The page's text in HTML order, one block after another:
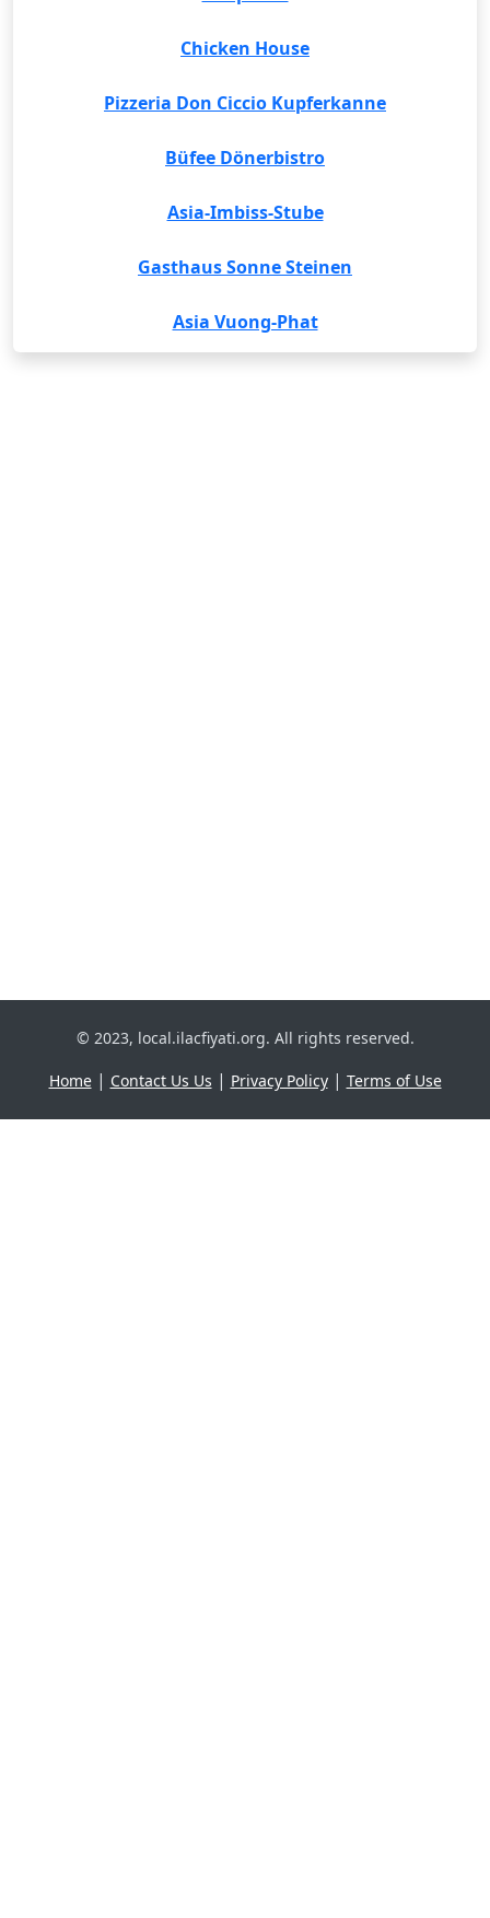
Chicken House
Pizzeria Don Ciccio Kupferkanne
Büfee Dönerbistro
Asia-Imbiss-Stube
Gasthaus Sonne Steinen
Asia Vuong-Phat
© 2023, local.ilacfiyati.org. All rights reserved.
Home| Contact Us Us | Privacy Policy| Terms of Use